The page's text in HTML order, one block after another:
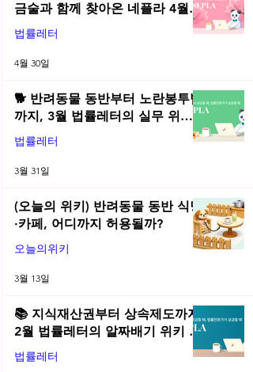
금술과 함께 찾아온 네플라 4월
법률레터
법률레터
4월 30일
🐕 반려동물 동반부터 노란봉투법
까지, 3월 법률레터의 실무 위키
총정리! | 2026년 3월 네플라 법률
레터
법률레터
3월 31일
(오늘의 위키) 반려동물 동반 식당
·카페, 어디까지 허용될까?
오늘의위키
3월 13일
📚 지식재산권부터 상속제도까지,
2월 법률레터의 알짜배기 위키 모
음! | 2026년 2월 네플라 법률레터
법률레터